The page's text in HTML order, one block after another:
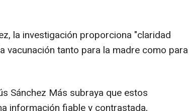
la investigación proporciona "claridad
vacunación tanto para la madre como para
Sánchez Más subraya que estos
información fiable y contrastada,